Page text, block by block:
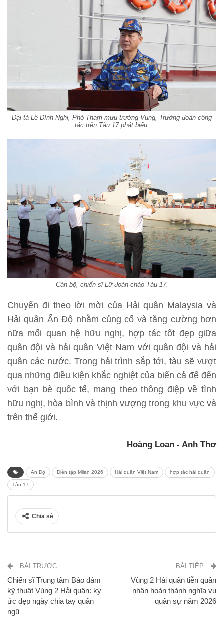
Đại tá Lê Đình Nghi, Phó Tham mưu trưởng Vùng, Trưởng đoàn công
tác trên Tàu 17 phát biểu.
Cán bộ, chiến sĩ Lữ đoàn chào Tàu 17.
Chuyến đi theo lời mời của Hải quân Malaysia và
Hải quân Ấn Độ nhằm củng cố và tăng cường hơn
nữa mối quan hệ hữu nghị, hợp tác tốt đẹp giữa
quân đội và hải quân Việt Nam với quân đội và hải
quân các nước. Trong hải trình sắp tới, tàu sẽ vượt
qua những điều kiện khắc nghiệt của biển cả để đến
với bạn bè quốc tế, mang theo thông điệp về tình
hữu nghị, hòa bình và thịnh vượng trong khu vực và
trên thế giới.
Hoàng Loan - Anh Thơ
Ấn Độ Diễn tập Milan 2026 Hải quân Việt Nam hợp tác hải quân
Tàu 17
Chia sẻ
BÀI TRƯỚC
Chiến sĩ Trung tâm Bảo đảm
kỹ thuật Vùng 2 Hải quân: ký
ức đẹp ngày chia tay quân
ngũ
BÀI TIẾP
Vùng 2 Hải quân tiễn quân
nhân hoàn thành nghĩa vụ
quân sự năm 2026